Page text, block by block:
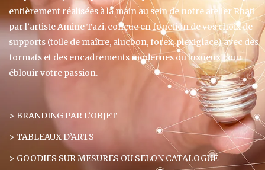
entièrement réalisées à la main au sein de notre atelier Rbati
par l’artiste Amine Tazi, conçue en fonction de vos choix de
supports (toile de maître, alucbon, forex, plexiglace) avec des
formats et des encadrements modernes ou luxueux pour
éblouir votre passion.
> BRANDING PAR L’OBJET
> TABLEAUX D’ARTS
> GOODIES SUR MESURES OU SELON CATALOGUE